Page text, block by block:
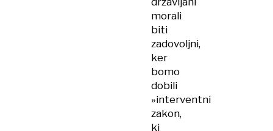
morali
biti
zadovoljni,
ker
bomo
dobili
»interventni
zakon,
ki